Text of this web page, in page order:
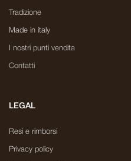
Tradizione
Made in italy
I nostri punti vendita
Contatti
LEGAL
Resi e rimborsi
Privacy policy